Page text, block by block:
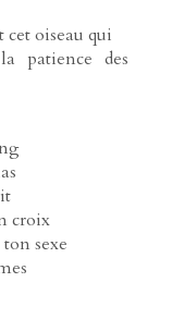
cet oiseau qui
patience des
croix
sexe